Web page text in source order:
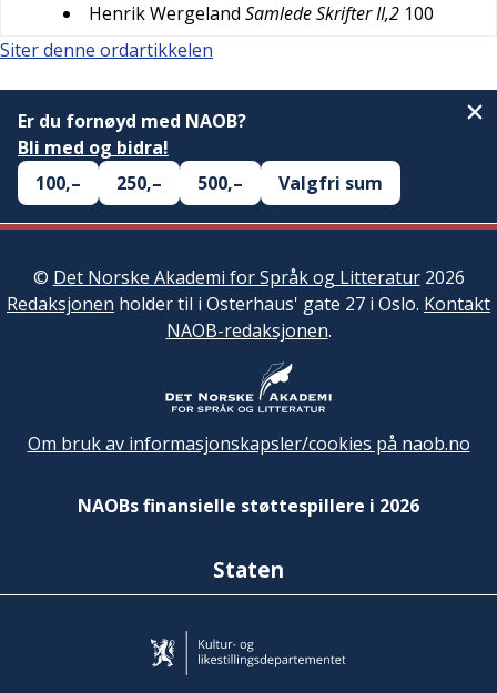
Henrik Wergeland Samlede Skrifter II,2 100
Siter denne ordartikkelen
Er du fornøyd med NAOB?
Bli med og bidra!
100,–
250,– 500,– Valgfri sum
© Det Norske Akademi for Språk og Litteratur2026
Redaksjonen holder til i Osterhaus' gate 27 i Oslo. Kontakt
NAOB-redaksjonen.
Om bruk av informasjonskapsler/cookies på naob.no
NAOBs finansielle støttespillere i 2026
Staten